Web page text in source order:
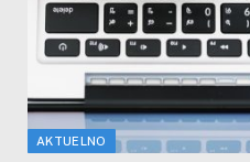
AKTUELNO